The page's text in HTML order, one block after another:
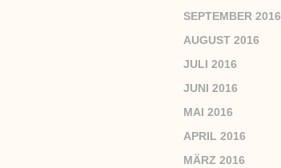
SEPTEMBER 2016
AUGUST 2016
JULI 2016
JUNI 2016
MAI 2016
APRIL 2016
MÄRZ 2016